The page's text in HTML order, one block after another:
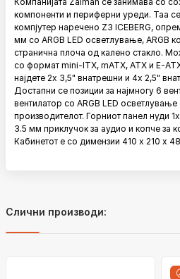
компоненти и периферни уреди. Таа
компјутер наречено Z3 ICEBERG,
мм со ARGB LED осветлување, ARGB
странична плоча од калено стакло.
со формат mini-ITX, mATX, ATX и E-
најдете 2x 3,5" внатрешни и 4x 2,5"
Достапни се позиции за најмногу 6
вентилатор со ARGB LED
производителот. Горниот панел нуди
3.5 мм приклучок за аудио и копче за
Кабинетот е со димензии 410 x 210 x
Слични производи: